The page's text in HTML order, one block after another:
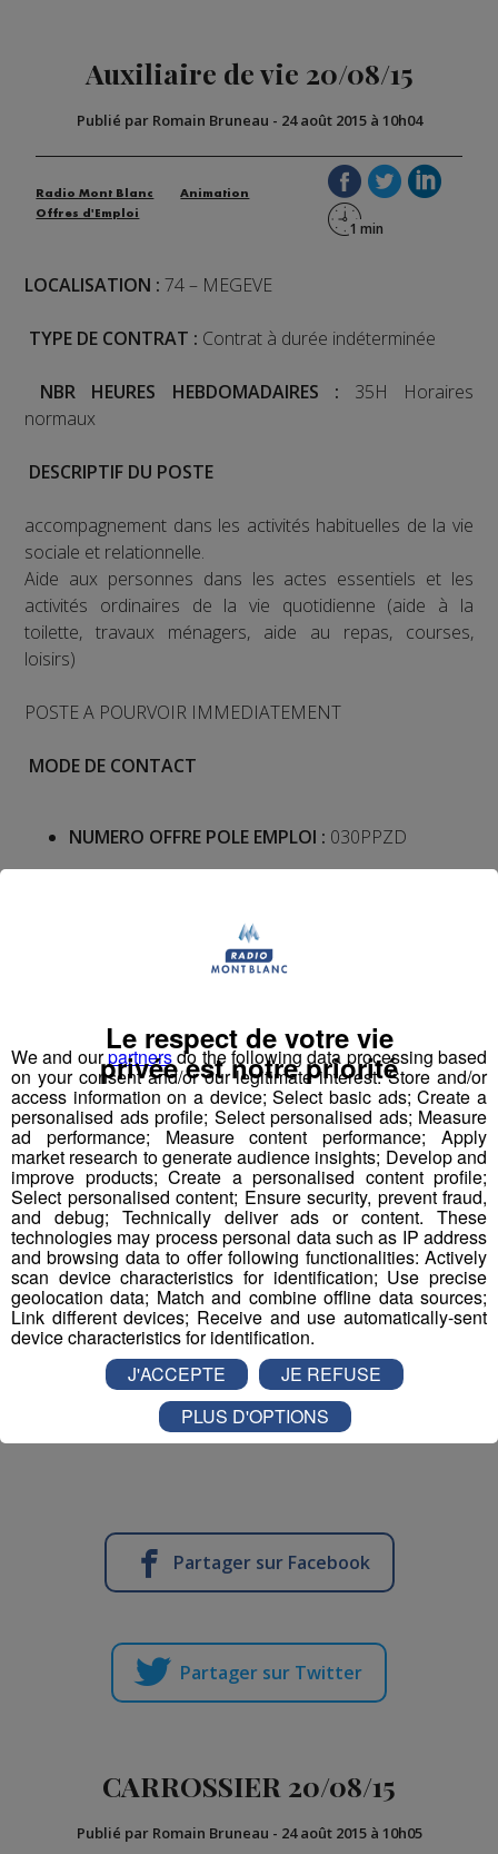
Auxiliaire de vie 20/08/15
Publié par Romain Bruneau - 24 août 2015 à 10h04
Radio Mont Blanc
Animation
Offres d'Emploi
LOCALISATION : 74 – MEGEVE
TYPE DE CONTRAT : Contrat à durée indéterminée
NBR HEURES HEBDOMADAIRES : 35H Horaires
normaux
DESCRIPTIF DU POSTE
accompagnement dans les activités habituelles de la vie
sociale et relationnelle.
Aide aux personnes dans les actes essentiels et les
activités ordinaires de la vie quotidienne (aide à la
toilette, travaux ménagers, aide au repas, courses,
loisirs)
POSTE A POURVOIR IMMEDIATEMENT
MODE DE CONTACT
NUMERO OFFRE POLE EMPLOI : 030PPZD
NOM ENTREPRISE :ADMR MEGEVE
CV ET LETTRE MOTIVATION à adresser :Se
présenter ou téléphoner
MODALITE DE CONTACT :ADMR Crêt du midi
567 rue Charles Feige
74120 MEGEVE
04 50 58 19 31
Partager sur Facebook
Partager sur Twitter
CARROSSIER 20/08/15
Publié par Romain Bruneau - 24 août 2015 à 10h05
We and ourpartnersdo the following data processing based
on your consent and/or our legitimate interest: Store and/or
access information on a device; Select basic ads; Create a
personalised ads profile; Select personalised ads; Measure
ad performance; Measure content performance; Apply
market research to generate audience insights; Develop and
improve products; Create a personalised content profile;
Select personalised content; Ensure security, prevent fraud,
and debug; Technically deliver ads or content. These
technologies may process personal data such as IP address
and browsing data to offer following functionalities: Actively
scan device characteristics for identification; Use precise
geolocation data; Match and combine offline data sources;
Link different devices; Receive and use automatically-sent
device characteristics for identification.
Le respect de votre vie
privée est notre priorité
J'ACCEPTE
JE REFUSE
PLUS D'OPTIONS